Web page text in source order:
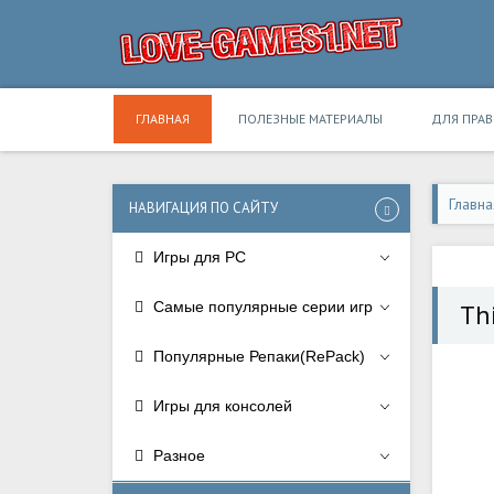
ГЛАВНАЯ ПОЛЕЗНЫЕ МАТЕРИАЛЫ ДЛЯ
НАВИГАЦИЯ ПО САЙТУ
Игры для PC
Самые популярные серии игр
Популярные Репаки(RePack)
Игры для консолей
Разное